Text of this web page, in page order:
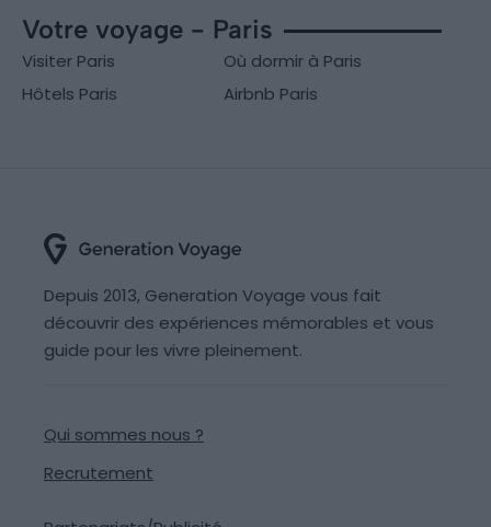
Votre voyage - Paris
Visiter Paris
Où dormir à Paris
Hôtels Paris
Airbnb Paris
Depuis 2013, Generation Voyage vous fait
découvrir des expériences mémorables et vous
guide pour les vivre pleinement.
Qui sommes nous ?
Recrutement